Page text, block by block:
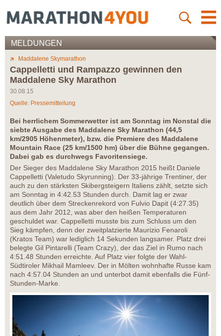
MELDUNGEN
Maddalene Skymarathon
Cappelletti und Rampazzo gewinnen den
Maddalene Sky Marathon
30.08.15
Quelle: Pressemitteilung
Bei herrlichem Sommerwetter ist am Sonntag im Nonstal die
siebte Ausgabe des Maddalene Sky Marathon (44,5
km/2905 Höhenmeter), bzw. die Premiere des Maddalene
Mountain Race (25 km/1500 hm) über die Bühne gegangen.
Dabei gab es durchwegs Favoritensiege.
Der Sieger des Maddalene Sky Marathon 2015 heißt Daniele
Cappelletti (Valetudo Skyrunning). Der 33-jährige Trentiner, der
auch zu den stärksten Skibergsteigern Italiens zählt, setzte sich
am Sonntag in 4:42.53 Stunden durch. Damit lag er zwar
deutlich über dem Streckenrekord von Fulvio Dapit (4:27.35)
aus dem Jahr 2012, was aber den heißen Temperaturen
geschuldet war. Cappelletti musste bis zum Schluss um den
Sieg kämpfen, denn der zweitplatzierte Maurizio Fenaroli
(Kratos Team) war lediglich 14 Sekunden langsamer. Platz drei
belegte Gil Pintarelli (Team Crazy), der das Ziel in Rumo nach
4:51.48 Stunden erreichte. Auf Platz vier folgte der Wahl-
Südtiroler Mikhail Mamleev. Der in Mölten wohnhafte Russe kam
nach 4:57.04 Stunden an und unterbot damit ebenfalls die Fünf-
Stunden-Marke.